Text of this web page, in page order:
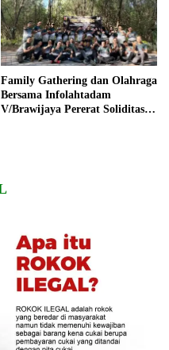
Family Gathering dan Olahraga
Bersama Infolahtadam
V/Brawijaya Pererat Soliditas